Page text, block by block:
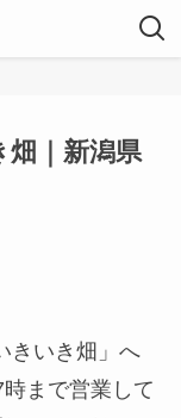
畑｜新潟県
きいき畑」へ
まで営業して